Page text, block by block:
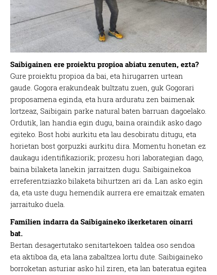
Saibigainen ere proiektu propioa abiatu zenuten, ezta?
Gure proiektu propioa da bai, eta hirugarren urtean
gaude. Gogora erakundeak bultzatu zuen, guk Gogorari
proposamena eginda, eta hura arduratu zen baimenak
lortzeaz, Saibigain parke natural baten barruan dagoelako.
Ordutik, lan handia egin dugu, baina oraindik asko dago
egiteko. Bost hobi aurkitu eta lau desobiratu ditugu, eta
horietan bost gorpuzki aurkitu dira. Momentu honetan ez
daukagu identifikaziorik; prozesu hori laborategian dago,
baina bilaketa lanekin jarraitzen dugu. Saibigainekoa
erreferentziazko bilaketa bihurtzen ari da. Lan asko egin
da, eta uste dugu hemendik aurrera ere emaitzak ematen
jarraituko duela.
Familien indarra da Saibigaineko ikerketaren oinarri
bat.
Bertan desagertutako senitartekoen taldea oso sendoa
eta aktiboa da, eta lana zabaltzea lortu dute. Saibigaineko
borroketan asturiar asko hil ziren, eta lan bateratua egitea